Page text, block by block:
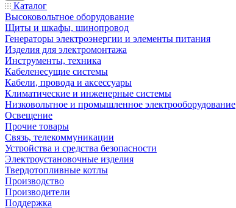
Каталог
Высоковольтное оборудование
Щиты и шкафы, шинопровод
Генераторы электроэнергии и элементы питания
Изделия для электромонтажа
Инструменты, техника
Кабеленесущие системы
Кабели, провода и аксессуары
Климатические и инженерные системы
Низковольтное и промышленное электрооборудование
Освещение
Прочие товары
Связь, телекоммуникации
Устройства и средства безопасности
Электроустановочные изделия
Твердотопливные котлы
Производство
Производители
Поддержка